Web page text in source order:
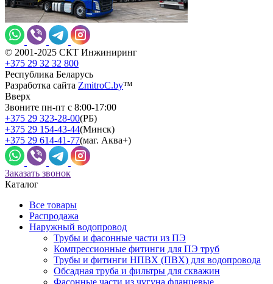
© 2001-2025 СКТ Инжиниринг
+375 29 32 32 800
Республика Беларусь
Разработка сайта ZmitroC.by™
Вверх
Звоните пн-пт с 8:00-17:00
+375 29 323-28-00(РБ)
+375 29 154-43-44(Минск)
+375 29 614-41-77(маг. Аква+)
Заказать звонок
Каталог
Все товары
Распродажа
Наружный водопровод
Трубы и фасонные части из ПЭ
Компрессионные фитинги для ПЭ труб
Трубы и фитинги НПВХ (ПВХ) для водопровода
Обсадная труба и фильтры для скважин
Фасонные части из чугуна фланцевые.